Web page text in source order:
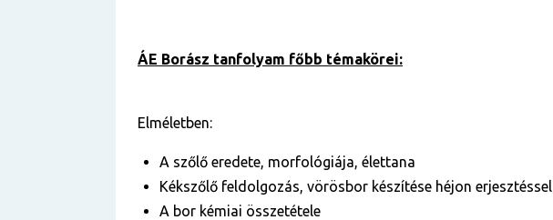
ÁE Borász tanfolyam főbb témakörei:
Elméletben:
A szőlő eredete, morfológiája, élettana
Kékszőlő feldolgozás, vörösbor készítése héjon erjesztéssel
A bor kémiai összetétele